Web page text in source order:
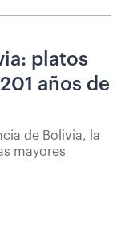
platos
años de
de Bolivia, la
mayores